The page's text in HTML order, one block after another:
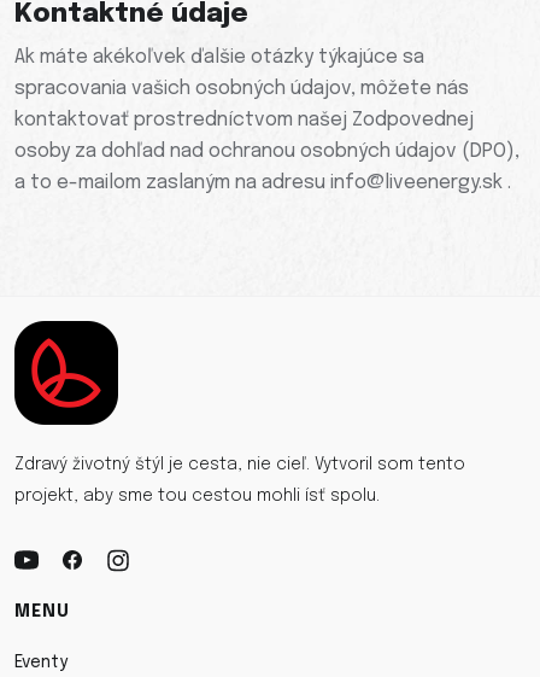
Kontaktné údaje
Ak máte akékoľvek ďalšie otázky týkajúce sa
spracovania vašich osobných údajov, môžete nás
kontaktovať prostredníctvom našej Zodpovednej
osoby za dohľad nad ochranou osobných údajov (DPO),
a to e-mailom zaslaným na adresu info@liveenergy.sk .
Zdravý životný štýl je cesta, nie cieľ. Vytvoril som tento
projekt, aby sme tou cestou mohli ísť spolu.
MENU
Eventy